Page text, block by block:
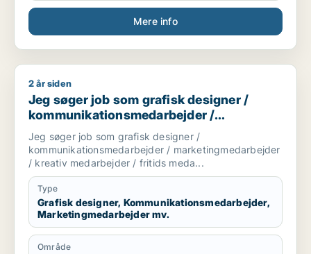
industritekniker, opstiller
Mere info
Jeg søger job som grafisk designer /
2 år siden
Jeg søger job som grafisk designer /
kommunikationsmedarbejder /
marketingmedarbejder / kreativ
medarbejder / fritids medarbejder
Jeg søger job som grafisk designer /
kommunikationsmedarbejder / marketingmedarbejder
/ kreativ medarbejder / fritids meda...
Type
Grafisk designer, Kommunikationsmedarbejder,
Marketingmedarbejder mv.
Område